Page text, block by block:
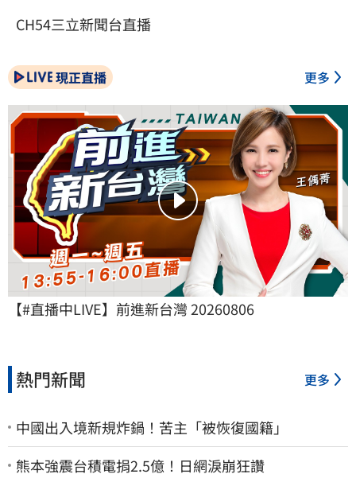
CH54三立新聞台直播
現正直播 更多
【#直播中LIVE】前進新台灣 20260806
熱門新聞 更多
中國出入境新規炸鍋！苦主「被恢復國籍」
熊本強震台積電捐2.5億！日網淚崩狂讚